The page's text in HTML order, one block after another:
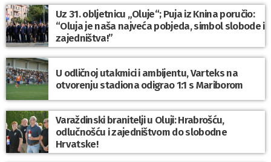
Uz 31. obljetnicu „Oluje“; Puja iz Knina poručio:
“Oluja je naša najveća pobjeda, simbol slobode i
zajedništva!”
U odličnoj utakmici i ambijentu, Varteks na
otvorenju stadiona odigrao 1:1 s Mariborom
Varaždinski branitelji u Oluji: Hrabrošću,
odlučnošću i zajedništvom do slobodne
Hrvatske!